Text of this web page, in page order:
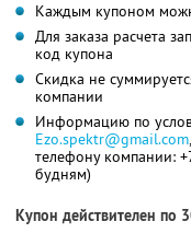
Каждым купоном
Для заказа расчета
код купона
Скидка не
компании
Информацию по
Ezo.spektr@gmail.com
телефону компании:
будням)
Купон действителен по